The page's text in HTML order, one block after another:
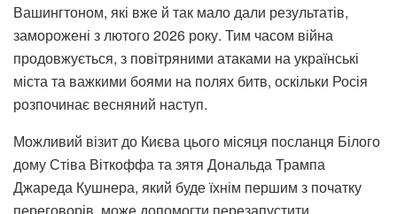
Вашингтоном, які вже й так мало дали результатів,
заморожені з лютого 2026 року. Тим часом війна
продовжується, з повітряними атаками на українські
міста та важкими боями на полях битв, оскільки Росія
розпочинає весняний наступ.
Можливий візит до Києва цього місяця посланця Білого
дому Стіва Віткоффа та зятя Дональда Трампа
Джареда Кушнера, який буде їхнім першим з початку
переговорів, може допомогти перезапустити